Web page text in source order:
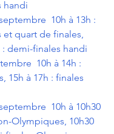
handi
10h à 13h :
quart de finales,
: demi-finales handi
10h à 14h :
15h à 17h : finales
10h à 10h30
Olympiques, 10h30